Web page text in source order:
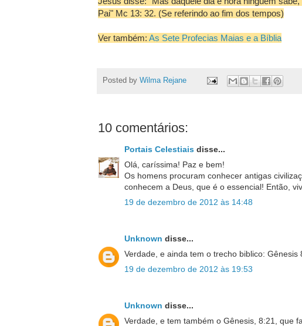
Pai" Mc 13: 32. (Se referindo ao fim dos tempos)
Ver também: As Sete Profecias Maias e a Bíblia
Posted by Wilma Rejane
10 comentários:
Portais Celestiaisdisse...
Olá, caríssima! Paz e bem!
Os homens procuram conhecer antigas
conhecem a Deus, que é o essencial! Então,
19 de dezembro de 2012 às 14:48
Unknown disse...
Verdade, e ainda tem o trecho biblico: Gênesis
19 de dezembro de 2012 às 19:53
Unknown disse...
Verdade, e tem também o Gênesis, 8:21, que